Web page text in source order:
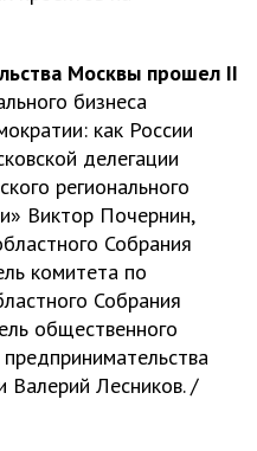
Москвы прошел II
бизнеса
как России
делегации
регионального
Виктор Почернин,
Собрания
комитета по
Собрания
общественного
Валерий Лесников. /